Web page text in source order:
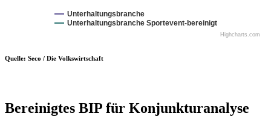
Unterhaltungsbranche
Unterhaltungsbranche Sportevent-bereinigt
Highcharts.com
Quelle: Seco / Die Volkswirtschaft
Bereinigtes BIP für Konjunkturanalyse